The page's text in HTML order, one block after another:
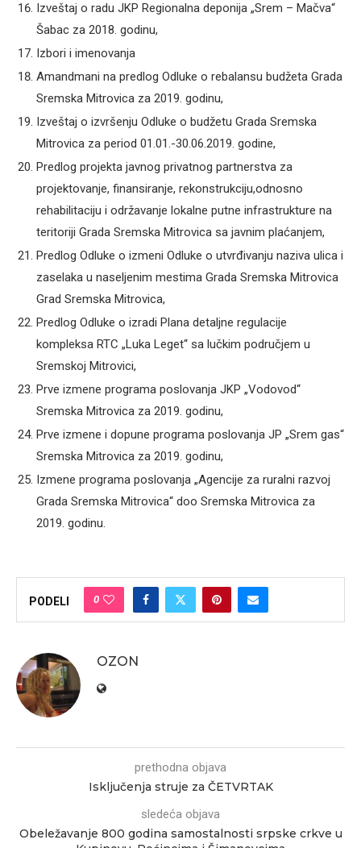
Izveštaj o radu JKP Regionalna deponija „Srem – Mačva“
Šabac za 2018. godinu,
Izbori i imenovanja
Amandmani na predlog Odluke o rebalansu budžeta Grada
Sremska Mitrovica za 2019. godinu,
Izveštaj o izvršenju Odluke o budžetu Grada Sremska
Mitrovica za period 01.01.-30.06.2019. godine,
Predlog projekta javnog privatnog partnerstva za
projektovanje, finansiranje, rekonstrukciju,odnosno
rehabilitaciju i održavanje lokalne putne infrastrukture na
teritoriji Grada Sremska Mitrovica sa javnim plaćanjem,
Predlog Odluke o izmeni Odluke o utvrđivanju naziva ulica i
zaselaka u naseljenim mestima Grada Sremska Mitrovica
Grad Sremska Mitrovica,
Predlog Odluke o izradi Plana detaljne regulacije
kompleksa RTC „Luka Leget“ sa lučkim područjem u
Sremskoj Mitrovici,
Prve izmene programa poslovanja JKP „Vodovod“
Sremska Mitrovica za 2019. godinu,
Prve izmene i dopune programa poslovanja JP „Srem gas“
Sremska Mitrovica za 2019. godinu,
Izmene programa poslovanja „Agencije za ruralni razvoj
Grada Sremska Mitrovica“ doo Sremska Mitrovica za
2019. godinu.
PODELI 0
OZON
prethodna objava
Isključenja struje za ČETVRTAK
sledeća objava
Obeležavanje 800 godina samostalnosti srpske crkve u